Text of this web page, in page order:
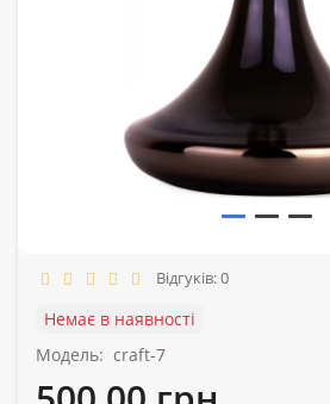
Відгуків: 0
Немає в наявності
Модель: craft-7